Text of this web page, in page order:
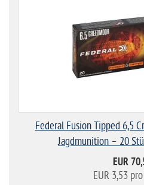
Federal Fusion Tipped 6,5
Jagdmunition – 20
EUR
EUR 3,53